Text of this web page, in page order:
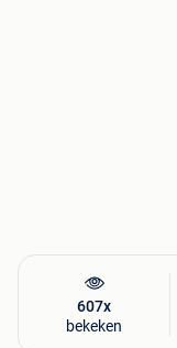
607x
bekeken